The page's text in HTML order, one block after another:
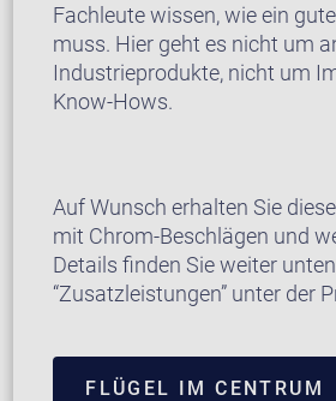
Fachleute wissen, wie ein
muss. Hier geht es nicht um
Industrieprodukte, nicht um
Know-Hows.
Auf Wunsch erhalten Sie
mit Chrom-Beschlägen und
Details finden Sie weiter
“Zusatzleistungen” unter der
FLÜGEL IM CENTRUM